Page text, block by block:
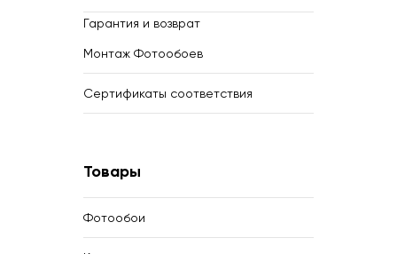
Гарантия и возврат
Монтаж Фотообоев
Сертификаты соответствия
Товары
Фотообои